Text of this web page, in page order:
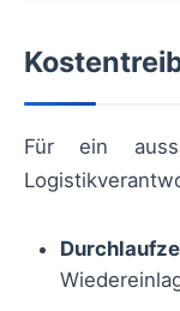
Für ein